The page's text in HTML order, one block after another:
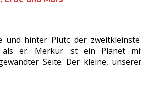
hinter Pluto der
er. Merkur ist ein Planet
Seite. Der kleine,